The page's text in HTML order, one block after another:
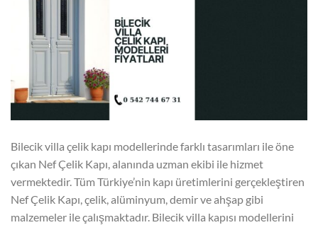
Bilecik villa çelik kapı modellerinde farklı tasarımları ile öne
çıkan Nef Çelik Kapı, alanında uzman ekibi ile hizmet
vermektedir. Tüm Türkiye’nin kapı üretimlerini gerçekleştiren
Nef Çelik Kapı, çelik, alüminyum, demir ve ahşap gibi
malzemeler ile çalışmaktadır. Bilecik villa kapısı modellerini